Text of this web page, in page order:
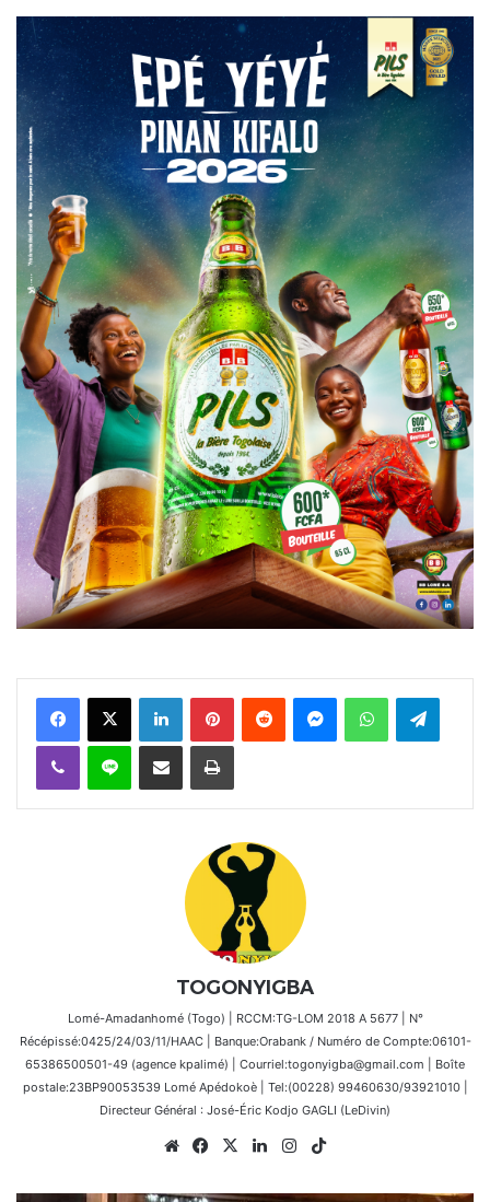
FacebookX Linkedin PinterestReddit MessengerWhatsAppTelegram
Viber Ligne Partager par email Imprimer
TOGONYIGBA
Lomé-Amadanhomé (Togo) | RCCM:TG-LOM 2018 A 5677 | N°
Récépissé:0425/24/03/11/HAAC | Banque:Orabank / Numéro de Compte:06101-
65386500501-49 (agence kpalimé) | Courriel:togonyigba@gmail.com | Boîte
postale:23BP90053539 Lomé Apédokoè | Tel:(00228) 99460630/93921010 |
Directeur Général : José-Éric Kodjo GAGLI (LeDivin)
WebsiteFacebook
X LinkedinInstagram